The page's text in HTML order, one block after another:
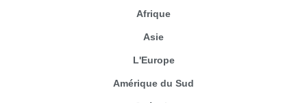
Afrique
Asie
L'Europe
Amérique du Sud